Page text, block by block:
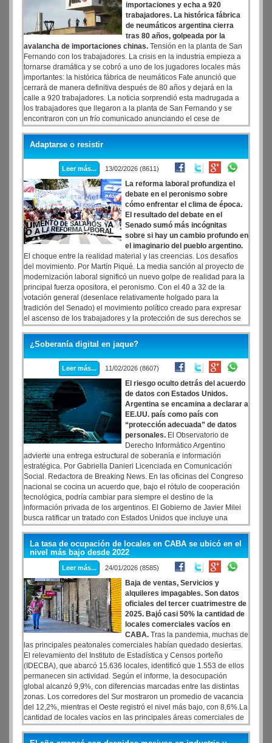
importaciones y echa a 920
trabajadores. La histórica fábrica
de neumáticos argentina cierra
tras 80 años, golpeada por la
avalancha de importaciones chinas. Tensión en la planta de San
Fernando con los trabajadores. La crisis en la industria empieza a
tornarse dramática y se cobró a uno de los jugadores locales más
importantes: la histórica fábrica de neumáticos Fate anunció que
cerrará de manera definitiva después de 80 años y dejará en la
calle a 920 trabajadores. La noticia sorprendió esta madrugada a
los trabajadores que llegaron a la planta de San Fernando y se
encontraron con un frío comunicado anunciando el cese de
actividad por los cambios en las condiciones de mercado.
Adaptarse o resistir
Leer más... 13/02/2026 (8611)
La reforma laboral profundiza el
debate en el peronismo sobre
cómo enfrentar el clima de época.
El resultado del debate en el
Senado sumó más incógnitas
sobre si hay un cambio profundo en
el imaginario del pueblo argentino.
El choque entre la realidad material y las creencias. Los desafíos
del movimiento. Por Martín Piqué. La media sanción al proyecto de
modernización laboral significó un nuevo golpe de realidad para la
principal fuerza opositora, el peronismo. Con el 40 a 32 de la
votación general (desenlace relativamente holgado para la
tradición del Senado) el movimiento político creado para expresar
el ascenso de los trabajadores y la protección de sus derechos se
encontró -otra vez- con un desafío histórico. Lo que ocurrió este
miércoles en el recinto y en los alrededores del Congreso lo puso
frente a un espejo incómodo, signo de los tiempos de
fragmentación y autoexplotación vía ‘ciberchangas’: la necesidad -
ya directamente existencial- de regenerarse para construir
esperanza en tiempos oscuros.
¿Soberanía digital en jaque?
Leer más... 11/02/2026 (8607)
El riesgo oculto detrás del acuerdo
de datos con Estados Unidos.
Argentina se encamina a declarar a
EE.UU. país como país con
“protección adecuada” de datos
personales. El Observatorio de
Derecho Informático Argentino
advierte una entrega estructural de soberanía e información
estratégica. Por Gabriella Danieri Licenciada en Comunicación
Social. Redactora de Breaking News. En las oficinas del Congreso
nacional se cocina un acuerdo que, bajo el rótulo de cooperación
tecnológica, podría cambiar para siempre el destino de la
información privada de los argentinos. El Gobierno de Javier Milei
busca ratificar un tratado con Estados Unidos que incluye una
cláusula central: reconocer a la potencia del norte como un país con
protección adecuada de datos personales.
La tasa de ocupación de locales en CABA se ubicó en el
nivel más bajo desde 2022
Leer más... 24/01/2026 (8585)
Baja de ventas, Servicios y
alquileres impagables. Son datos
oficiales del tercer cuatrimestre de
2025. Bajó casi 50% la cantidad de
locales comerciales vacíos en
CABA. Tras la pandemia, muchas de
las principales peatonales comerciales habían quedado desiertas.
El relevamiento del Instituto de Estadística y Censos porteño
(IDECBA), que abarcó 15.636 locales, identificó que 1.553 de ellos
permanecen sin actividad. Según el informe, la desocupación
global alcanzó 9,9%, con diferencias marcadas entre las distintas
zonas. Los corredores del Sur mostraron un promedio de vacancia
del 12,2%, mientras el Oeste registró el nivel más bajo, con 8,6%.La
cantidad de locales vacíos en las principales áreas comerciales de
la Ciudad de Buenos Aires alcanzó en el bimestre noviembre-
diciembre de 2022 a 205 casos, con una caída del 47,6% respecto